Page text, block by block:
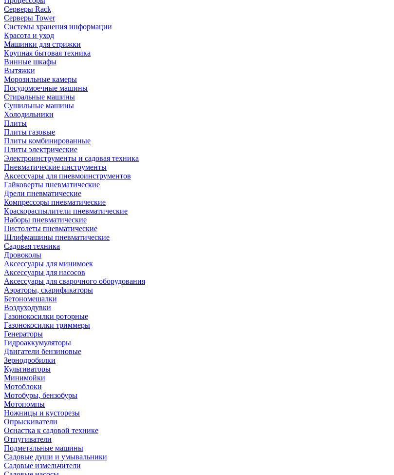
Серверы Rack
Серверы Tower
Системы хранения информации
Красота и уход
Машинки для стрижки
Крупная бытовая техника
Винные шкафы
Вытяжки
Морозильные камеры
Посудомоечные машины
Стиральные машины
Сушильные машины
Холодильники
Плиты
Плиты газовые
Плиты комбинированные
Плиты электрические
Электроинструменты и садовая техника
Пневматические инструменты
Аксессуары для пневмоинструментов
Гайковерты пневматические
Дрели пневматические
Компрессоры пневматические
Краскораспылители пневматические
Наборы пневматические
Пистолеты пневматические
Шлифмашины пневматические
Садовая техника
Дровоколы
Аксессуары для минимоек
Аксессуары для насосов
Аксессуары для сварочного оборудования
Аэраторы, скарификаторы
Бетономешалки
Воздуходувки
Газонокосилки роторные
Газонокосилки триммеры
Генераторы
Гидроаккумуляторы
Двигатели бензиновые
Зернодробилки
Культиваторы
Минимойки
Мотоблоки
Мотобуры, бензобуры
Мотопомпы
Ножницы и кусторезы
Опрыскиватели
Оснастка к садовой технике
Отпугиватели
Подметальные машины
Садовые души и умывальники
Садовые измельчители